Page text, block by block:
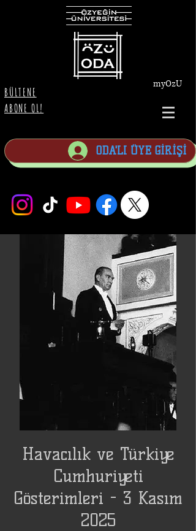
BÜLTENE
ABONE OL!
myOzU
ODA'LI ÜYE GİRİŞİ
Havacılık ve Türkiye
Cumhuriyeti
Gösterimleri - 3 Kasım
2025